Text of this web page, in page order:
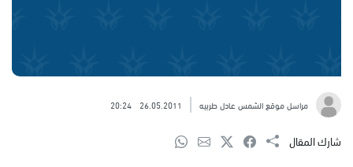
مراسل موقع الشمس عادل طربيه 26.05.2011
20:24
شارك المقال